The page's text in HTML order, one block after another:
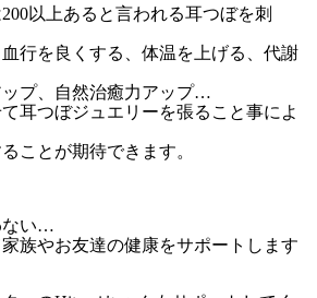
以上あると言われる耳つぼを刺
行を良くする、体温を上げる、代謝
プ、自然治癒力アップ…
耳つぼジュエリーを張ること事によ
ことが期待できます。
ない…
族やお友達の健康をサポートします